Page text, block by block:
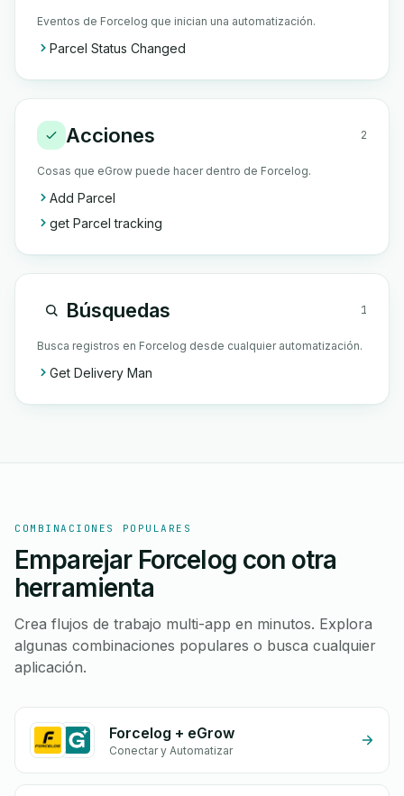
Eventos de Forcelog que inician una automatización.
Parcel Status Changed
Acciones 2
Cosas que eGrow puede hacer dentro de Forcelog.
Add Parcel
get Parcel tracking
Búsquedas 1
Busca registros en Forcelog desde cualquier automatización.
Get Delivery Man
COMBINACIONES POPULARES
Emparejar Forcelog con otra
herramienta
Crea flujos de trabajo multi-app en minutos. Explora
algunas combinaciones populares o busca cualquier
aplicación.
Forcelog + eGrow
Conectar y Automatizar